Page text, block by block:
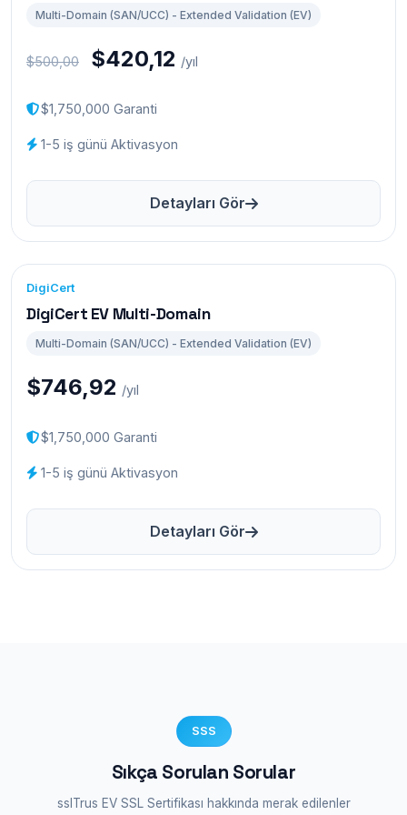
Multi-Domain (SAN/UCC) - Extended Validation (EV)
$500,00 $420,12 /yıl
$1,750,000 Garanti
1-5 iş günü Aktivasyon
Detayları Gör
DigiCert
DigiCert EV Multi-Domain
Multi-Domain (SAN/UCC) - Extended Validation (EV)
$746,92 /yıl
$1,750,000 Garanti
1-5 iş günü Aktivasyon
Detayları Gör
SSS
Sıkça Sorulan Sorular
sslTrus EV SSL Sertifikası hakkında merak edilenler